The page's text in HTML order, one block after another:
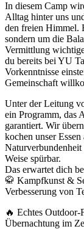
In diesem Camp
Alltag hinter uns
den freien Himmel.
sondern um die
Vermittlung
du bereits bei YU
Vorkenntnisse
Gemeinschaft
Unter der Leitung
ein Programm, das
garantiert. Wir
kochen unser
Naturverbundenheit
Weise spürbar.
Das erwartet dich
🥋 Kampfkunst &
Verbesserung von
🔥 Echtes
Übernachtung im